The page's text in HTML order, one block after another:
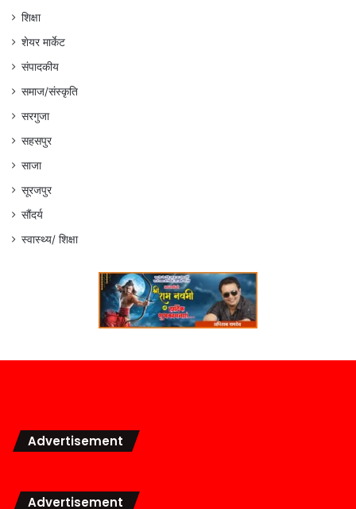
शिक्षा
शेयर मार्केट
संपादकीय
समाज/संस्कृति
सरगुजा
सहसपुर
साजा
सूरजपुर
सौंदर्य
स्वास्थ्य/ शिक्षा
Advertisement
Advertisement